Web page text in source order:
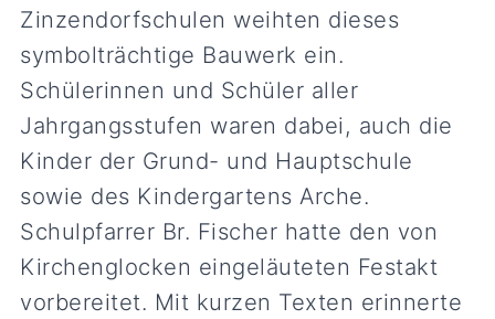
Zinzendorfschulen weihten dieses
symbolträchtige Bauwerk ein.
Schülerinnen und Schüler aller
Jahrgangsstufen waren dabei, auch die
Kinder der Grund- und Hauptschule
sowie des Kindergartens Arche.
Schulpfarrer Br. Fischer hatte den von
Kirchenglocken eingeläuteten Festakt
vorbereitet. Mit kurzen Texten erinnerte